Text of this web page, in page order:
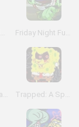
FNF: Llamao de EmergenZia Friday Night Funkin' Flipped Out vs Flippy
FNF Pokepasta Perdition Trapped: A Spongebob Creepypasta Mod